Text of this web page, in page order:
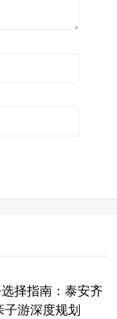
择指南：泰安齐
游深度规划